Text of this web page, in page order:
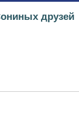
друзей